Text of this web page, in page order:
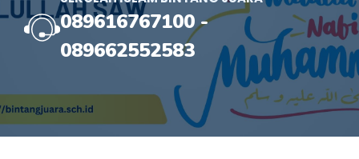
089616767100-
089662552583